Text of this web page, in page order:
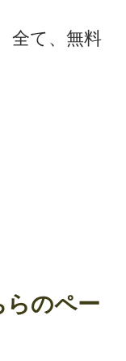
全て、無料
のペー